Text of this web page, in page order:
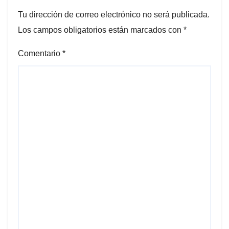
Tu dirección de correo electrónico no será publicada.
Los campos obligatorios están marcados con *
Comentario *